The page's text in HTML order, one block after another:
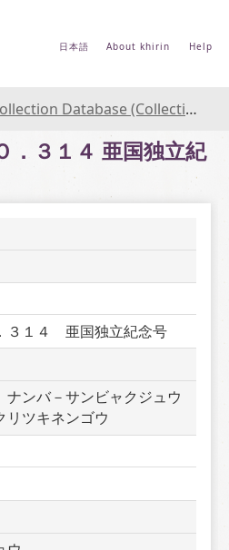
日本語 About khirin Help
(Collections Database of the National Museum of Japanese History)
．３１４ 亜国独立紀
３１４　亜国独立紀念号
ナンバ－サンビャクジュウ
リツキネンゴウ